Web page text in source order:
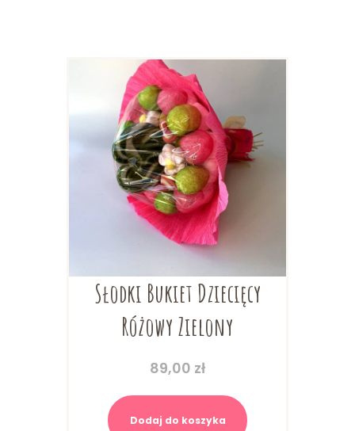
Słodki Bukiet Dziecięcy
Różowy Zielony
89,00 zł
Dodaj do koszyka